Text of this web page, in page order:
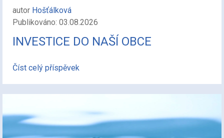
autor Hošťálková
Publikováno: 03.08.2026
INVESTICE DO NAŠÍ OBCE
Číst celý příspěvek